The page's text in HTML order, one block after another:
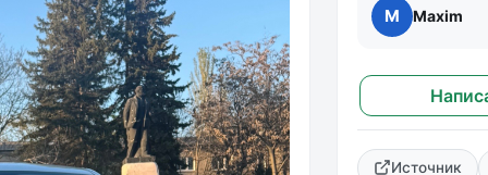
M Maxim
Источник